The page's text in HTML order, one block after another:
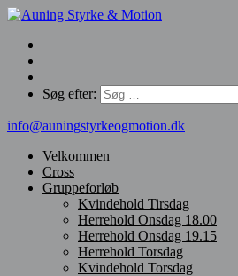
Søg efter:
info@auningstyrkeogmotion.dk
Velkommen
Cross
Gruppeforløb
Kvindehold Tirsdag
Herrehold Onsdag 18.00
Herrehold Onsdag 19.15
Herrehold Torsdag
Kvindehold Torsdag